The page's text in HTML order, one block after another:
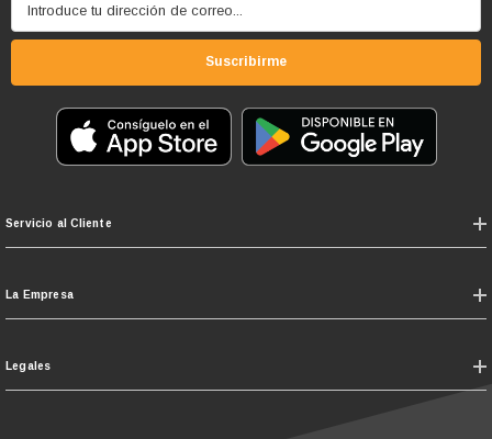
Introduce tu dirección de correo...
Suscribirme
Servicio al Cliente
La Empresa
Legales